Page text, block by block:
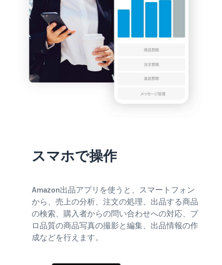
スマホで操作
Amazon出品アプリを使うと、スマートフォン
から、売上の分析、注文の処理、出品する商品
の検索、購入者からの問い合わせへの対応、プ
ロ品質の商品写真の撮影と編集、出品情報の作
成などを行えます。